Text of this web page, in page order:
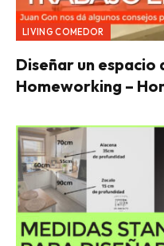
LIVING COMEDOR
Diseñar un espacio
Homeworking –